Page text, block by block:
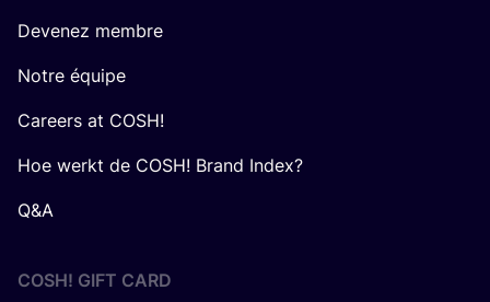
Devenez membre
Notre équipe
Careers at COSH!
Hoe werkt de COSH! Brand Index?
Q&A
COSH! GIFT CARD